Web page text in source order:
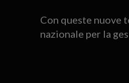
Con queste nuove
nazionale per la